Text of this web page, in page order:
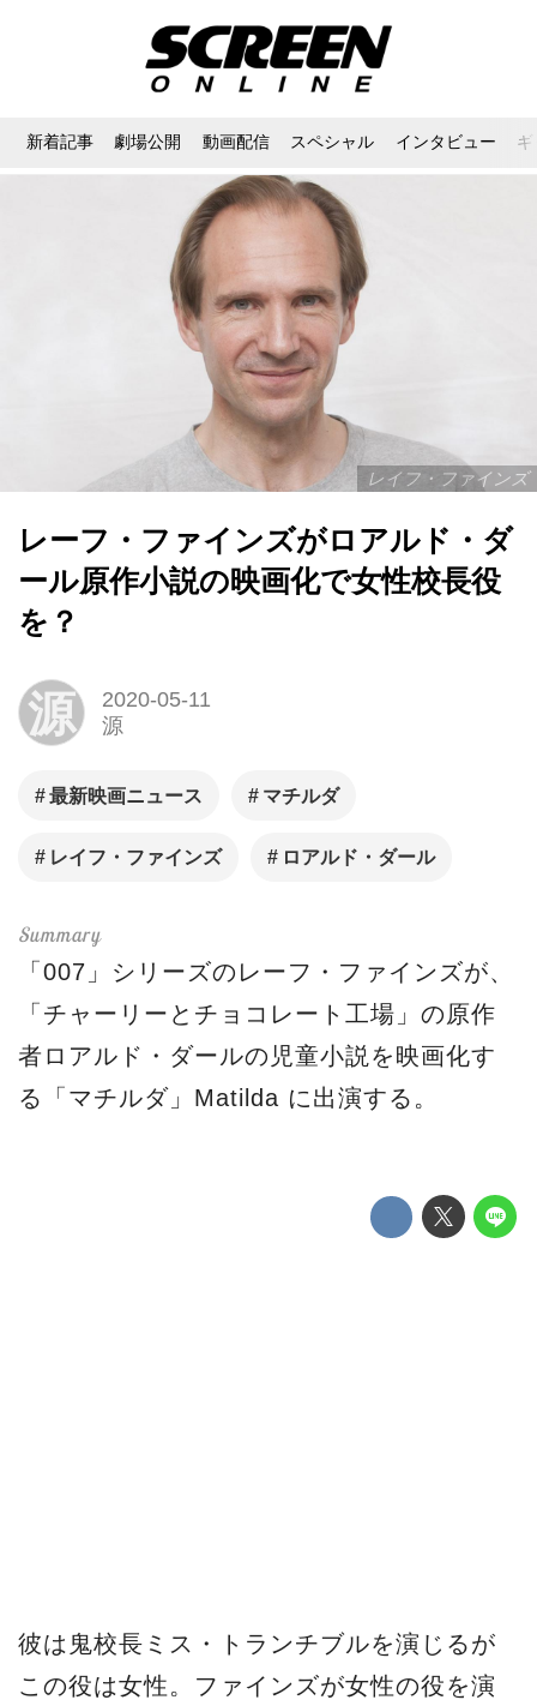
新着記事 劇場公開 動画配信 スペシャル インタビュー
レイフ・ファインズ
レーフ・ファインズがロアルド・ダ
ール原作小説の映画化で女性校長役
を？
源
2020-05-11
源
最新映画ニュース マチルダ
レイフ・ファインズ ロアルド・ダール
「007」シリーズのレーフ・ファインズが、
「チャーリーとチョコレート工場」の原作
者ロアルド・ダールの児童小説を映画化す
る「マチルダ」Matilda に出演する。
彼は鬼校長ミス・トランチブルを演じるが
この役は女性。ファインズが女性の役を演